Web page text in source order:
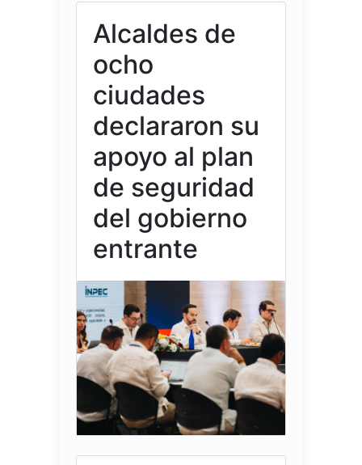
Alcaldes de
ocho
ciudades
declararon su
apoyo al plan
de seguridad
del gobierno
entrante